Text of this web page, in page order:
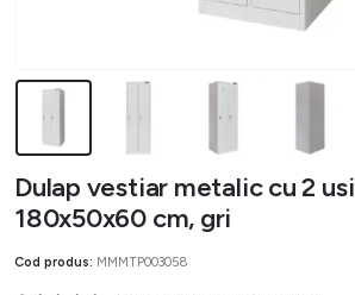
Dulap vestiar metalic cu 2 usi
180x50x60 cm, gri
Cod produs: MMMTP003058